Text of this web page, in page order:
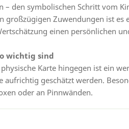
den symbolischen Schritt vom
großzügigen Zuwendungen ist es
einen persönlichen
wichtig sind
Karte hingegen ist ein
geschätzt werden.
oder an Pinnwänden.